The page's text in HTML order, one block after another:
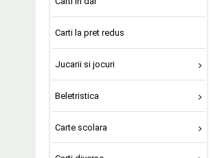
Carti la pret redus
Jucarii si jocuri
Beletristica
Carte scolara